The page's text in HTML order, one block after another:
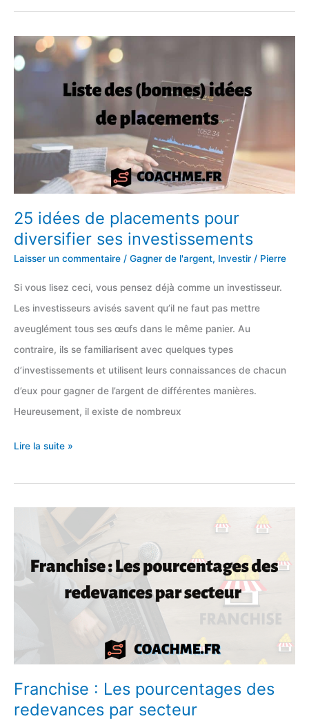
La
fiscalité
du
25 idées de placements pour
diversifier ses investissements
Laisser un commentaire / Gagner de l'argent, Investir / Pierre
Si vous lisez ceci, vous pensez déjà comme un investisseur.
Les investisseurs avisés savent qu’il ne faut pas mettre
aveuglément tous ses œufs dans le même panier. Au
contraire, ils se familiarisent avec quelques types
d’investissements et utilisent leurs connaissances de chacun
d’eux pour gagner de l’argent de différentes manières.
Heureusement, il existe de nombreux
25
de
placements
investissements
Lire la suite »
Franchise : Les pourcentages des
redevances par secteur